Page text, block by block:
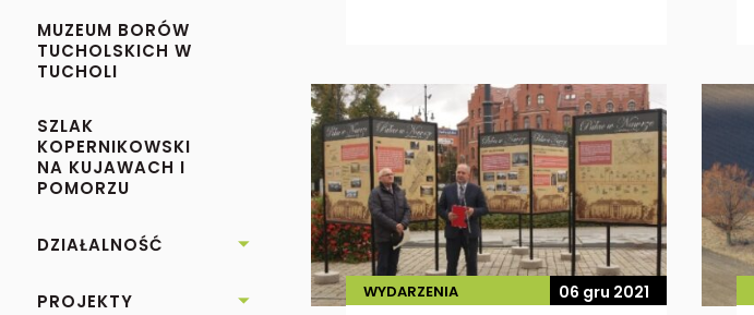
MUZEUM BORÓW
TUCHOLSKICH W
TUCHOLI
SZLAK
KOPERNIKOWSKI
NA KUJAWACH I
POMORZU
DZIAŁALNOŚĆ 
PROJEKTY  WYDARZENIA 06 gru 2021